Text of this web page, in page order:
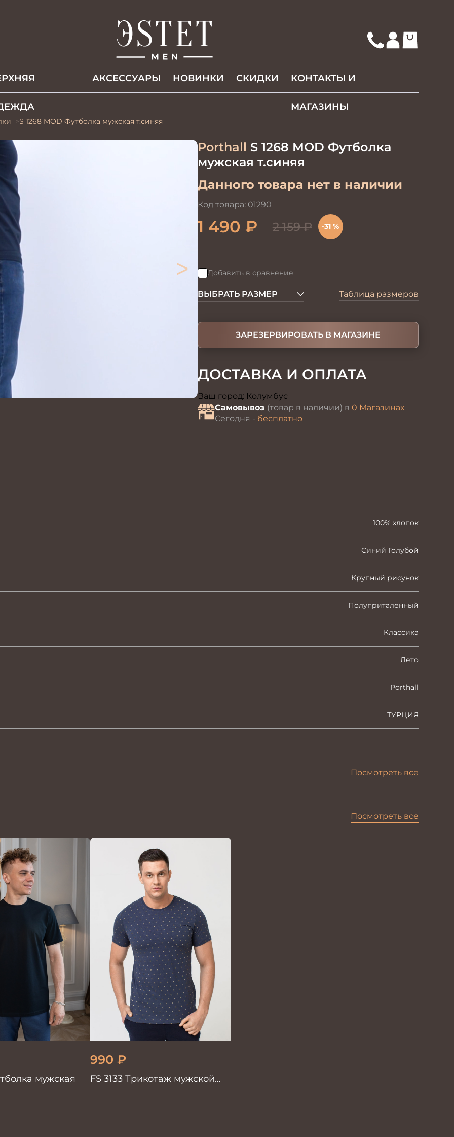
АКCЕССУАРЫ НОВИНКИ СКИДКИ КОНТАКТЫ И
МАГАЗИНЫ
S 1268 MOD Футболка мужская т.синяя
>
Porthall S 1268 MOD Футболка
мужская т.синяя
Данного товара нет в наличии
Код товара: 01290
1 490 ₽ 2 159₽ -31 %
Добавить в сравнение
ВЫБРАТЬ РАЗМЕР Таблица размеров
ЗАРЕЗЕРВИРОВАТЬ В МАГАЗИНЕ
ДОСТАВКА И ОПЛАТА
Ваш город: Колумбус
Самовывоз (товар в наличии) в 0 Магазинах
Сегодня - бесплатно
100% хлопок
Синий Голубой
Крупный рисунок
Полуприталенный
Классика
Лето
Porthall
ТУРЦИЯ
Посмотреть все
Посмотреть все
мужская
990 ₽
FS 3133 Трикотаж мужской